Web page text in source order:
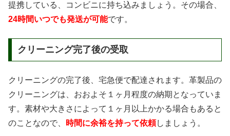
提携している、コンビニに持ち込みましょう。その場合、
24時間いつでも発送が可能です。
クリーニング完了後の受取
クリーニングの完了後、宅急便で配達されます。革製品の
クリーニングは、おおよそ１ヶ月程度の納期となっていま
す。素材や大きさによって１ヶ月以上かかる場合もあると
のことなので、
時間に余裕を持って依頼しましょう。